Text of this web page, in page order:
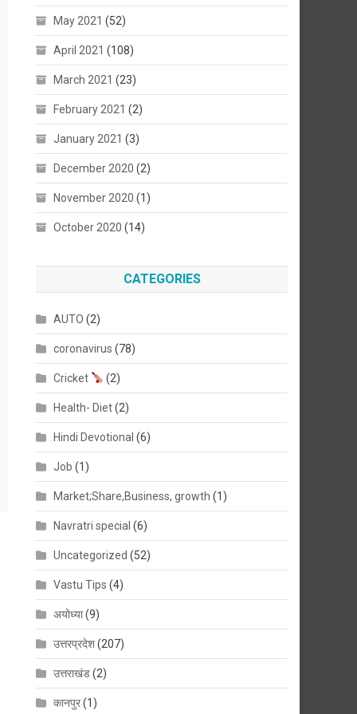
May 2021 (52)
April 2021 (108)
March 2021 (23)
February 2021 (2)
January 2021 (3)
December 2020 (2)
November 2020 (1)
October 2020 (14)
CATEGORIES
AUTO (2)
coronavirus (78)
Cricket (2)
Health- Diet(2)
Hindi Devotional (6)
Job (1)
Market;Share,Business, growth (1)
Navratri special (6)
Uncategorized (52)
Vastu Tips (4)
अयोध्या(9)
उत्तरप्रदेश(207)
उत्तराखंड(2)
कानपुर(1)